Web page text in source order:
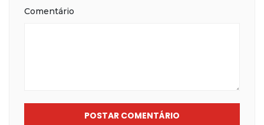
Comentário
POSTAR COMENTÁRIO